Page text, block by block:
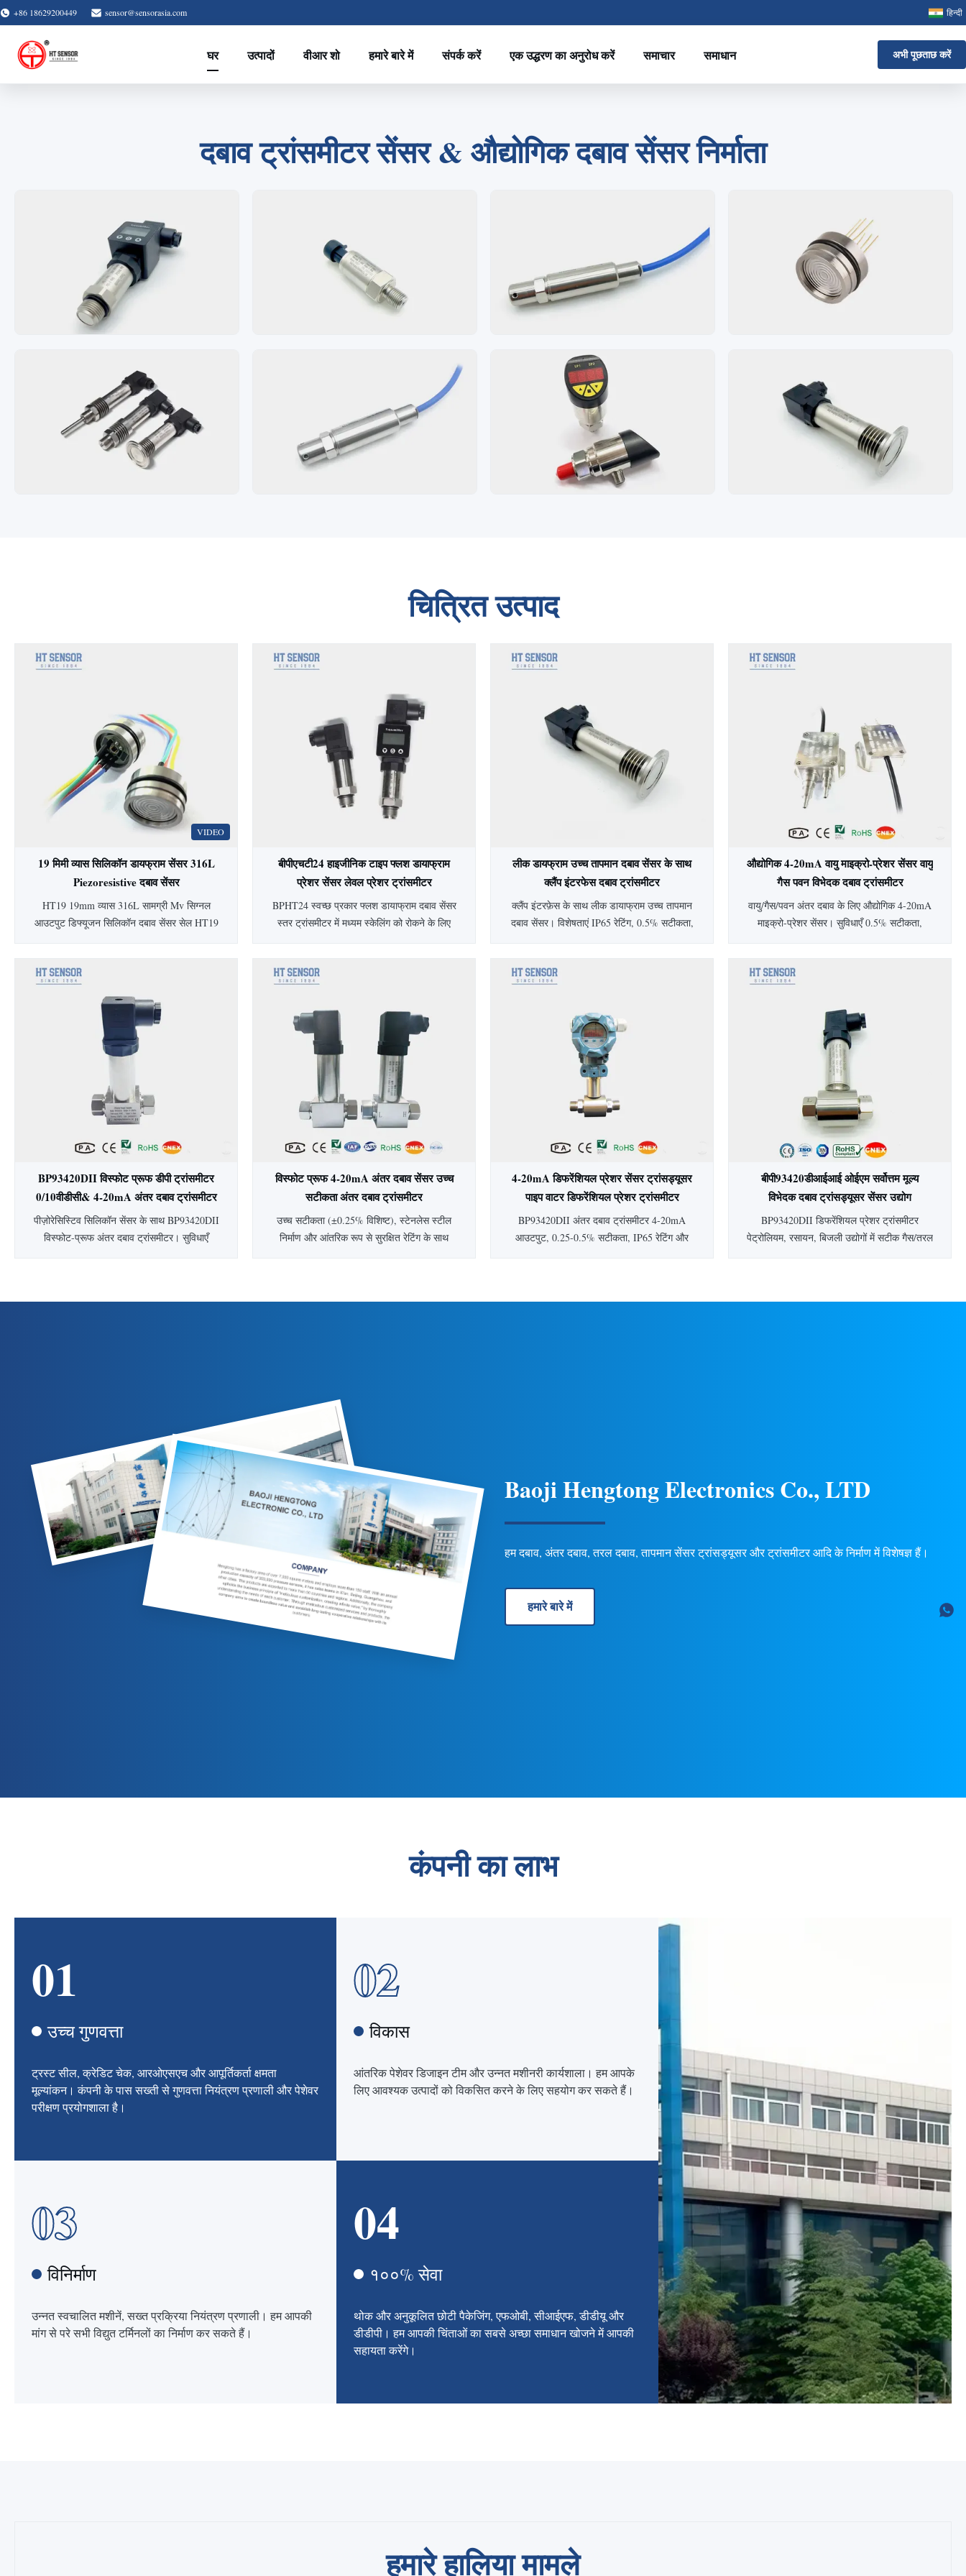
+86 18629200449 sensor@sensorasia.com हिन्दी
घर उत्पादों वीआर शो हमारे बारे में संपर्क करें एक उद्धरण का अनुरोध करें समाचार समाधान अभी पूछताछ करें
1 2 4
दबाव ट्रांसमीटर सेंसर & औद्योगिक दबाव सेंसर निर्माता
चित्रित उत्पाद
VIDEO
19 मिमी व्यास सिलिकॉन डायफ्राम सेंसर 316L
Piezoresistive दबाव सेंसर
HT19 19mm व्यास 316L सामग्री Mv सिग्नल
आउटपुट डिफ्यूजन सिलिकॉन दबाव सेंसर सेल HT19
दबाव सेंसर, मुख्य घटक उच्च स्थिरता फैला प्रतिबिंब
स्टेनलेस स्टील डायफ्राम से सें...
बीपीएचटी24 हाइजीनिक टाइप फ्लश डायाफ्राम
प्रेशर सेंसर लेवल प्रेशर ट्रांसमीटर
BPHT24 स्वच्छ प्रकार फ्लश डायाफ्राम दबाव सेंसर
स्तर ट्रांसमीटर में मध्यम स्केलिंग को रोकने के लिए
स्टील निर्माण के साथ, यह चिकित्सा,
है। अनुकूलन योग्य दबाव प्रकार और आउटपुट
उपलब्ध हैं।
लीक डायफ्राम उच्च तापमान दबाव सेंसर के साथ
क्लैंप इंटरफेस दबाव ट्रांसमीटर
क्लैंप इंटरफ़ेस के साथ लीक डायाफ्राम उच्च तापमान
दबाव सेंसर। विशेषताएं IP65 रेटिंग, 0.5% सटीकता,
स्वच्छ अनुप्रयोगों के लिए आदर्श।
औद्योगिक 4-20mA वायु माइक्रो-प्रेशर सेंसर वायु
गैस पवन विभेदक दबाव ट्रांसमीटर
वायु/गैस/पवन अंतर दबाव के लिए औद्योगिक 4-20mA
माइक्रो-प्रेशर सेंसर। सुविधाएँ 0.5% सटीकता,
साल की वारंटी, बॉयलर, खनन, शराब बनाने और
BP93420DII विस्फोट प्रूफ डीपी ट्रांसमीटर
0/10वीडीसी& 4-20mA अंतर दबाव ट्रांसमीटर
स्तर ट्रांसमीटर
पीज़ोरेसिस्टिव सिलिकॉन सेंसर के साथ BP93420DII
विस्फोट-प्रूफ अंतर दबाव ट्रांसमीटर। सुविधाएँ
के लिए उपयुक्त। अनुकूलन योग्य विकल्प उपलब्ध हैं.
विस्फोट प्रूफ 4-20mA अंतर दबाव सेंसर उच्च
सटीकता अंतर दबाव ट्रांसमीटर
उच्च सटीकता (±0.25% विशिष्ट), स्टेनलेस स्टील
निर्माण और आंतरिक रूप से सुरक्षित रेटिंग के साथ
कई आउटपुट/कनेक्शन विकल्प शामिल हैं।
4-20mA डिफरेंशियल प्रेशर सेंसर ट्रांसड्यूसर
पाइप वाटर डिफरेंशियल प्रेशर ट्रांसमीटर
BP93420DII अंतर दबाव ट्रांसमीटर 4-20mA
आउटपुट, 0.25-0.5% सटीकता, IP65 रेटिंग और
करता है। अनुकूलन योग्य विकल्प उपलब्ध हैं.
बीपी93420डीआईआई ओईएम सर्वोत्तम मूल्य
विभेदक दबाव ट्रांसड्यूसर सेंसर उद्योग
डीआईएफएफ. दबाव ट्रांसमीटर
BP93420DII डिफरेंशियल प्रेशर ट्रांसमीटर
पेट्रोलियम, रसायन, बिजली उद्योगों में सटीक गैस/तरल
24 महीने की वारंटी। कस्टम OEM/ODM उपलब्ध
Baoji Hengtong Electronics Co., LTD
हम दबाव, अंतर दबाव, तरल दबाव, तापमान सेंसर ट्रांसड्यूसर और ट्रांसमीटर आदि के निर्माण में विशेषज्ञ हैं।
हमारे बारे में
कंपनी का लाभ
01
उच्च गुणवत्ता
ट्रस्ट सील, क्रेडिट चेक, आरओएसएच और आपूर्तिकर्ता क्षमता
मूल्यांकन। कंपनी के पास सख्ती से गुणवत्ता नियंत्रण प्रणाली और पेशेवर
परीक्षण प्रयोगशाला है।
02
विकास
आंतरिक पेशेवर डिजाइन टीम और उन्नत मशीनरी कार्यशाला। हम आपके
लिए आवश्यक उत्पादों को विकसित करने के लिए सहयोग कर सकते हैं।
03
विनिर्माण
उन्नत स्वचालित मशीनें, सख्त प्रक्रिया नियंत्रण प्रणाली। हम आपकी
मांग से परे सभी विद्युत टर्मिनलों का निर्माण कर सकते हैं।
04
१००% सेवा
थोक और अनुकूलित छोटी पैकेजिंग, एफओबी, सीआईएफ, डीडीयू और
डीडीपी। हम आपकी चिंताओं का सबसे अच्छा समाधान खोजने में आपकी
सहायता करेंगे।
हमारे हालिया मामले